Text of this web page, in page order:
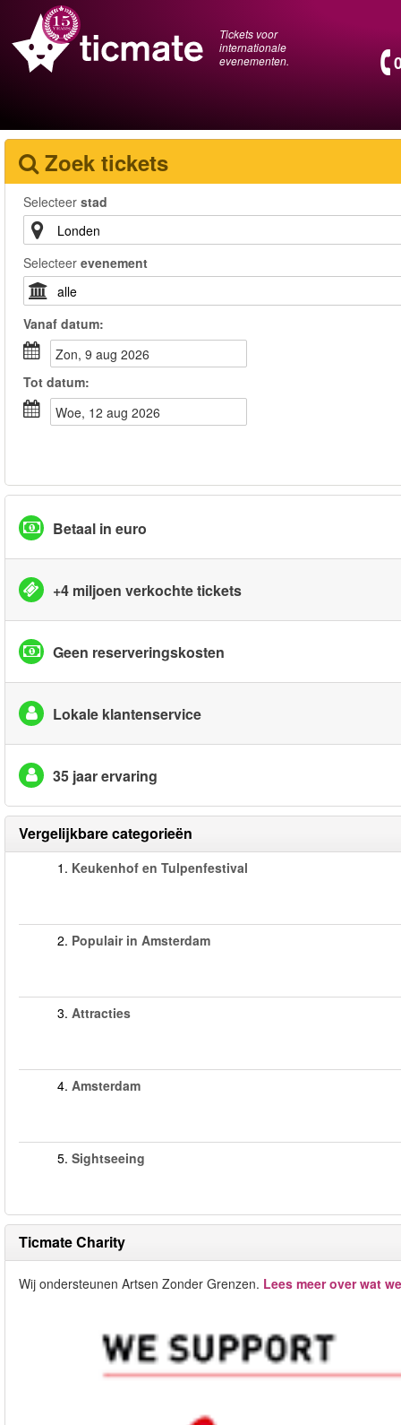
Tickets voor
internationale
evenementen.
Zoek tickets
Selecteer stad
Selecteer evenement
Vanaf datum:
zon, 9 aug 2026
Tot datum:
woe, 12 aug 2026
Betaal in euro
+4 miljoen verkochte tickets
Geen reserveringskosten
Lokale klantenservice
35 jaar ervaring
Vergelijkbare categorieën
1. Keukenhof en Tulpenfestival
2. Populair in Amsterdam
3. Attracties
4. Amsterdam
5. Sightseeing
Ticmate Charity
Wij ondersteunen Artsen Zonder Grenzen. Lees meer over wat